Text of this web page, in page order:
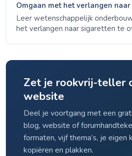
Omgaan met het verlangen
Leer wetenschappelijk
het verlangen naar sigaretten te
Zet je rookvrij-teller
website
Deel je voortgang met een
blog, website of
formaten, vijf thema’s, je eigen
kopiëren en plakken.